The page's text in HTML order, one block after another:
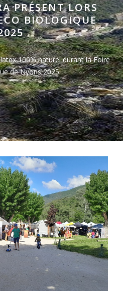
PRÉSENT LORS
BIOLOGIQUE
100% naturel durant la Foire
de Nyons 2025